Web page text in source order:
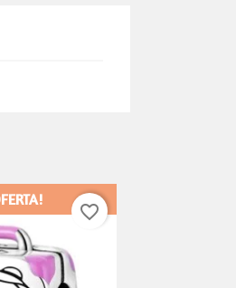
favorite_border